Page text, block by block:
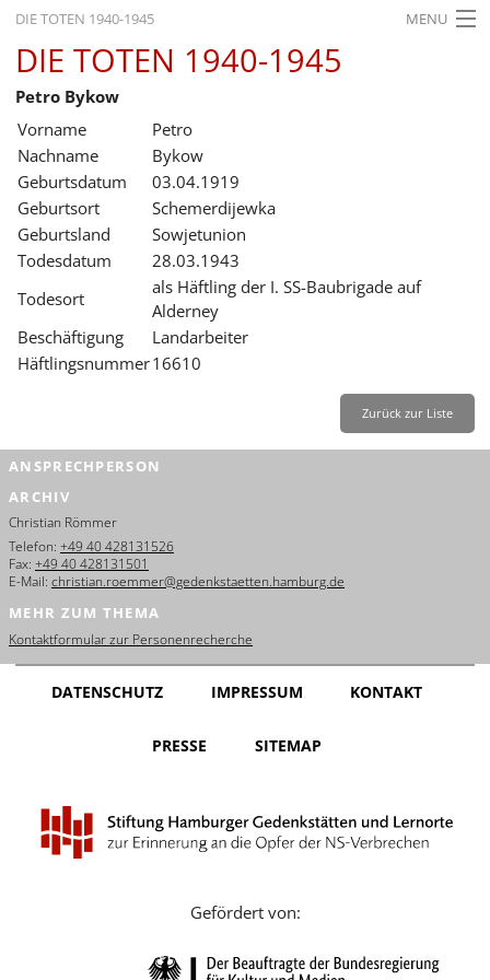
DIE TOTEN 1940-1945 MENU
STARTSEITE
AKTUELLES
AUSSTELLUNGEN
GESCHICHTE
BILDUNG
SERVICE
Deutsch Zurück
Deutsch
Français
Dansk
Español
Italiano
Português
Yкраїнський
Русский
Gebärdensprache
DIE TOTEN 1940-1945
Petro Bykow
Vorname
Petro
Nachname
Bykow
Geburtsdatum
03.04.1919
Geburtsort
Schemerdijewka
Geburtsland
Sowjetunion
Todesdatum
28.03.1943
Todesort
als Häftling der I. SS-Baubrigade auf
Alderney
Beschäftigung
Landarbeiter
Häftlingsnummer16610
Zurück zur Liste
ANSPRECHPERSON
ARCHIV
Christian Römmer
Telefon: +49 40 428131526
Fax: +49 40 428131501
E-Mail: christian.roemmer@gedenkstaetten.hamburg.de
MEHR ZUM THEMA
Kontaktformular zur Personenrecherche
DATENSCHUTZ IMPRESSUM KONTAKT
PRESSE SITEMAP
Gefördert von: